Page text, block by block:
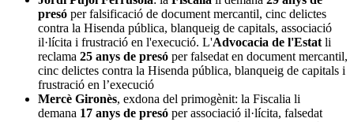
presó per falsificació de document mercantil, cinc delictes
contra la Hisenda pública, blanqueig de capitals, associació
il·lícita i frustració en l'execució. L'Advocacia de l'Estatli
reclama 25 anys de presó per falsedat en document mercantil,
cinc delictes contra la Hisenda pública, blanqueig de capitals i
frustració en l’execució
Mercè Gironès, exdona del primogènit: la Fiscalia li
demana 17 anys de presó per associació il·lícita, falsedat